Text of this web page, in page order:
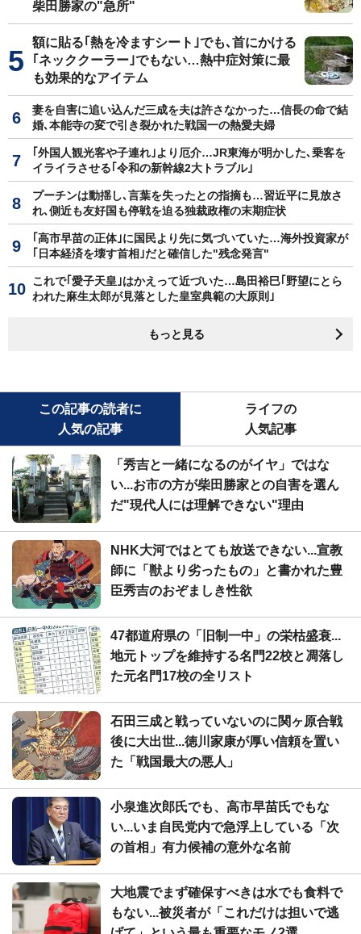
柴田勝家の"急所"
額に貼る｢熱を冷ますシート｣でも､首にかける
｢ネッククーラー｣でもない…熱中症対策に最
も効果的なアイテム
妻を自害に追い込んだ三成を夫は許さなかった…信長の命で結
婚､本能寺の変で引き裂かれた戦国一の熱愛夫婦
｢外国人観光客や子連れ｣より厄介…JR東海が明かした､乗客を
イライラさせる｢令和の新幹線2大トラブル｣
プーチンは動揺し､言葉を失ったとの指摘も…習近平に見放さ
れ､側近も友好国も停戦を迫る独裁政権の末期症状
｢高市早苗の正体｣に国民より先に気づいていた…海外投資家が
｢日本経済を壊す首相｣だと確信した"残念発言"
これで｢愛子天皇｣はかえって近づいた…島田裕巳｢野望にとら
われた麻生太郎が見落とした皇室典範の大原則｣
もっと見る
この記事の読者に
人気の記事
ライフの
人気記事
「秀吉と一緒になるのがイヤ」ではな
い...お市の方が柴田勝家との自害を選ん
だ"現代人には理解できない"理由
NHK大河ではとても放送できない...宣教
師に「獣より劣ったもの」と書かれた豊
臣秀吉のおぞましき性欲
47都道府県の「旧制一中」の栄枯盛衰...
地元トップを維持する名門22校と凋落し
た元名門17校の全リスト
石田三成と戦っていないのに関ヶ原合戦
後に大出世...徳川家康が厚い信頼を置い
た「戦国最大の悪人」
小泉進次郎氏でも、高市早苗氏でもな
い...いま自民党内で急浮上している「次
の首相」有力候補の意外な名前
大地震でまず確保すべきは水でも食料で
もない...被災者が「これだけは担いで逃